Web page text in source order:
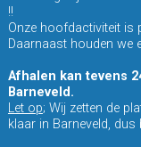
!!
Onze hoofdactiviteit is
Daarnaast houden we
Afhalen kan tevens
Barneveld.
Let op; Wij zetten de
klaar in Barneveld, dus